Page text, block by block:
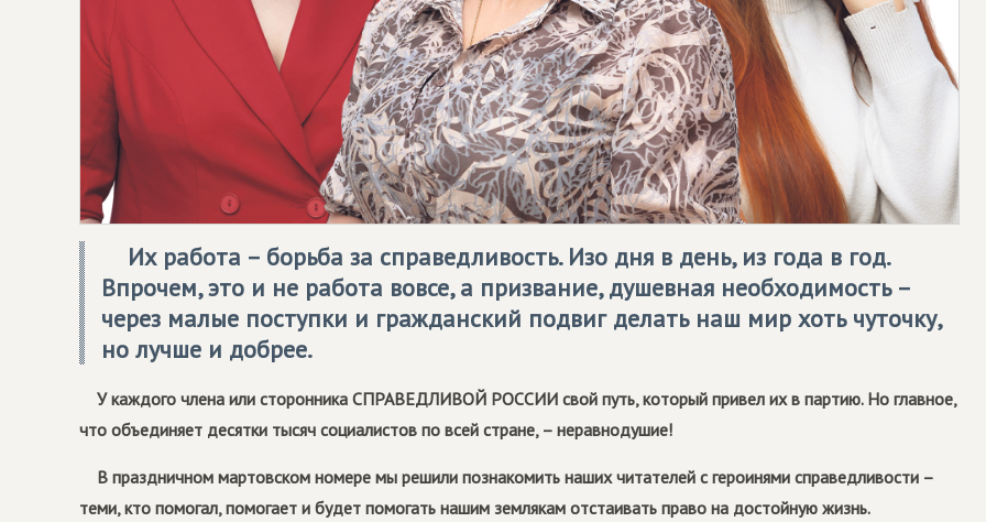
Их работа – борьба за справедливость. Изо дня в день, из года в год.
Впрочем, это и не работа вовсе, а призвание, душевная необходимость –
через малые поступки и гражданский подвиг делать наш мир хоть чуточку,
но лучше и добрее.
У каждого члена или сторонника СПРАВЕДЛИВОЙ РОССИИ свой путь, который привел их в партию. Но главное,
что объединяет десятки тысяч социалистов по всей стране, – неравнодушие!
В праздничном мартовском номере мы решили познакомить наших читателей с героинями справедливости –
теми, кто помогал, помогает и будет помогать нашим землякам отстаивать право на достойную жизнь.